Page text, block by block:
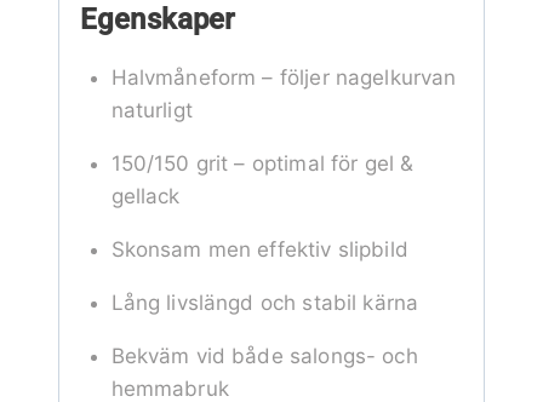
Egenskaper
Halvmåneform – följer nagelkurvan
naturligt
150/150 grit – optimal för gel &
gellack
Skonsam men effektiv slipbild
Lång livslängd och stabil kärna
Bekväm vid både salongs- och
hemmabruk